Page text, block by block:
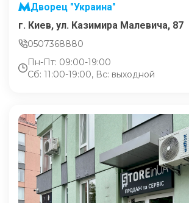
Дворец "Украина"
г. Киев, ул. Казимира Малевича, 87
0507368880
Пн-Пт: 09:00-19:00
Сб: 11:00-19:00, Вс: выходной